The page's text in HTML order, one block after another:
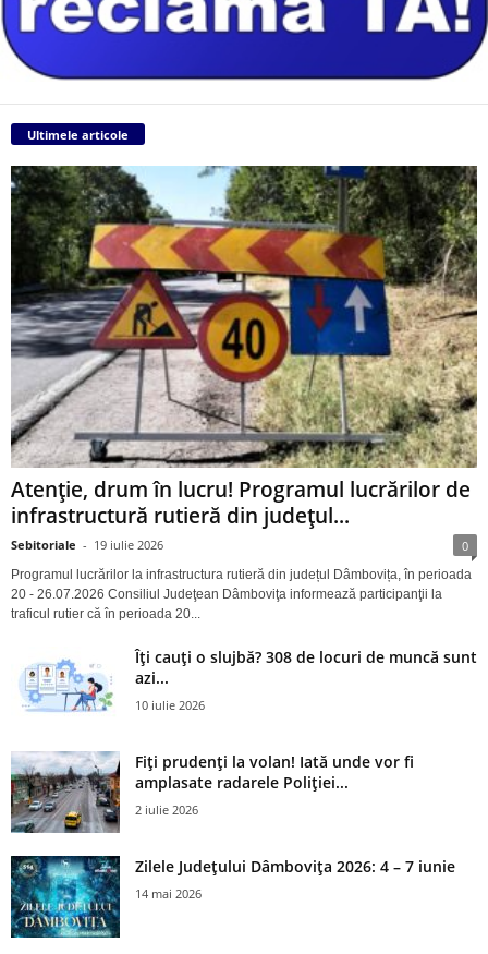
Ultimele articole
Atenție, drum în lucru! Programul lucrărilor de
infrastructură rutieră din județul...
Sebitoriale - 19 iulie 2026 0
Programul lucrărilor la infrastructura rutieră din județul Dâmbovița, în perioada
20 - 26.07.2026 Consiliul Judeţean Dâmboviţa informează participanţii la
traficul rutier că în perioada 20...
Îți cauți o slujbă? 308 de locuri de muncă sunt
azi...
10 iulie 2026
Fiți prudenți la volan! Iată unde vor fi
amplasate radarele Poliției...
2 iulie 2026
Zilele Județului Dâmbovița 2026: 4 – 7 iunie
14 mai 2026